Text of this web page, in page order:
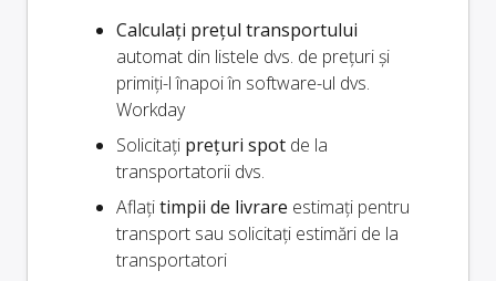
Calculați prețul transportului
automat din listele dvs. de prețuri și
primiți-l înapoi în software-ul dvs.
Workday
Solicitați prețuri spot de la
transportatorii dvs.
Aflațitimpii de livrare estimați pentru
transport sau solicitați estimări de la
transportatori